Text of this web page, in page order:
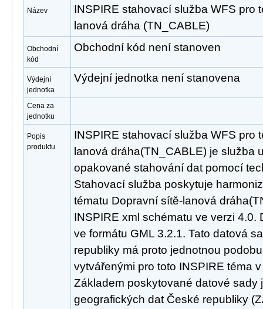
Název
INSPIRE stahovací služba WFS pro
lanová dráha (TN_CABLE)
Obchodní
kód
Obchodní kód není stanoven
Výdejní
jednotka
Výdejní jednotka není stanovena
Cena za
jednotku
Popis
produktu
INSPIRE stahovací služba WFS pro
lanová dráha(TN_CABLE) je služba
opakované stahování dat pomocí
Stahovací služba poskytuje
tématu Dopravní sítě-lanová
INSPIRE xml schématu ve verzi 4.0.
ve formátu GML 3.2.1. Tato datová
republiky má proto jednotnou
vytvářenými pro toto INSPIRE téma
Základem poskytované datové sady
geografických dat České republiky